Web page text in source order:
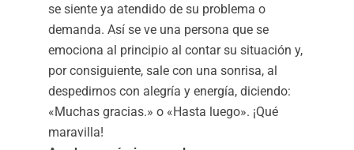
se siente ya atendido de su problema o
demanda. Así se ve una persona que se
emociona al principio al contar su situación y,
por consiguiente, sale con una sonrisa, al
despedirnos con alegría y energía, diciendo:
«Muchas gracias.» o «Hasta luego». ¡Qué
maravilla!